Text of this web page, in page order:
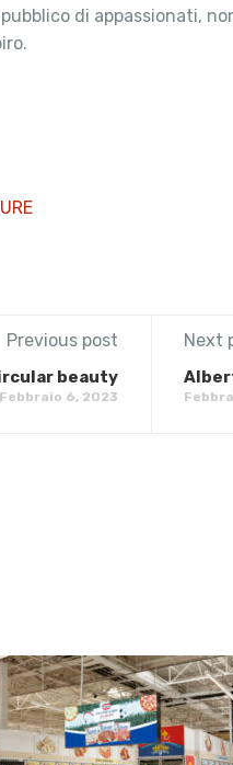
di appassionati,
Previous post
beauty
Febbraio 6, 2023
Next